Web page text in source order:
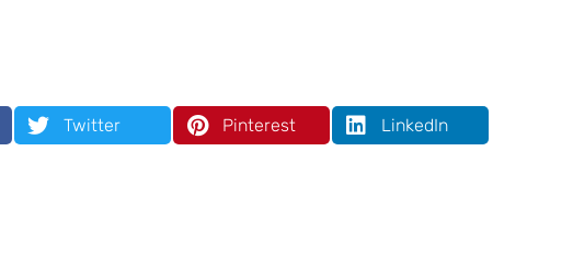
Twitter Pinterest LinkedIn